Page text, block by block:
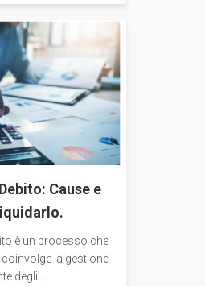
Cause e
è un processo che
la gestione
degli...